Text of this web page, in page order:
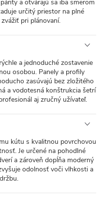
a otvárajú sa iba smerom
určitý priestor na plné
pri plánovaní.
a jednoduché zostavenie
osobou. Panely a profily
zasúvajú bez zložitého
a vodotesná konštrukcia šetrí
aj zručný užívateľ.
kútu s kvalitnou povrchovou
Je určené na pohodlné
a zároveň dopĺňa moderný
odolnosť voči vlhkosti a